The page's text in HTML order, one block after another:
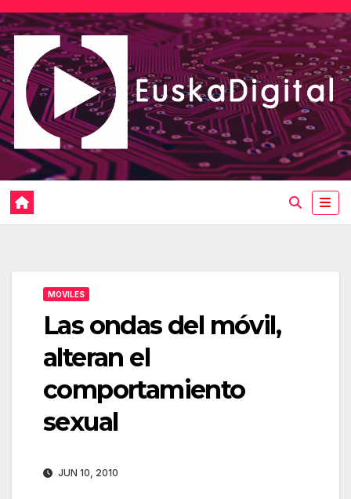
Saltar
al
contenido
MOVILES
Las ondas del móvil,
alteran el
comportamiento
sexual
JUN 10, 2010